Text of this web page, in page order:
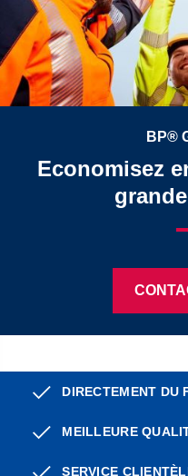
BP®
Economisez
DIRECTEMENT DU
MEILLEURE
SERVICE